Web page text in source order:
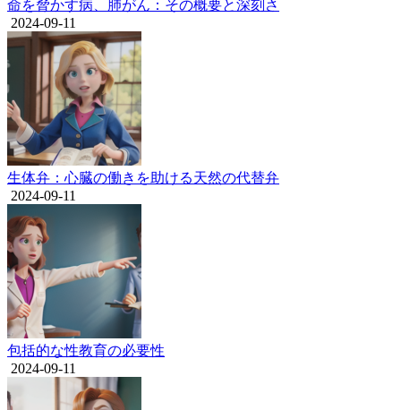
命を脅かす病、肺がん：その概要と深刻さ
2024-09-11
生体弁：心臓の働きを助ける天然の代替弁
2024-09-11
包括的な性教育の必要性
2024-09-11